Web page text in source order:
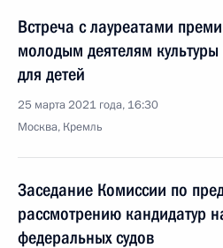
Встреча с лауреатами
молодым деятелям
для детей
25 марта 2021 года, 16:30
Москва, Кремль
Заседание Комиссии по
рассмотрению кандидатур
федеральных судов